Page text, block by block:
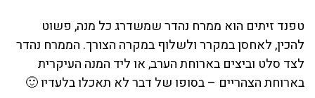
טפנד זיתים הוא ממרח נהדר שמשדרג כל מנה, פשוט
להכין, לאחסן במקרר ולשלוף במקרה הצורך. הממרח נהדר
לצד סלט וביצים בארוחת הערב, או ליד המנה העיקרית
בארוחת הצהריים – בסופו של דבר לא תאכלו בלעדיו 🙂